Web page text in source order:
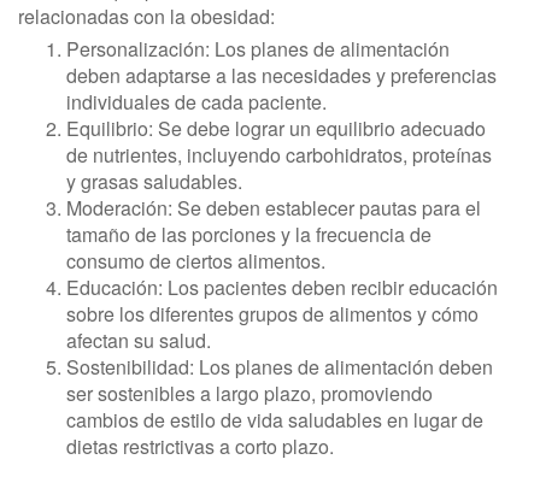
relacionadas con la obesidad:
Personalización: Los planes de alimentación
deben adaptarse a las necesidades y preferencias
individuales de cada paciente.
Equilibrio: Se debe lograr un equilibrio adecuado
de nutrientes, incluyendo carbohidratos, proteínas
y grasas saludables.
Moderación: Se deben establecer pautas para el
tamaño de las porciones y la frecuencia de
consumo de ciertos alimentos.
Educación: Los pacientes deben recibir educación
sobre los diferentes grupos de alimentos y cómo
afectan su salud.
Sostenibilidad: Los planes de alimentación deben
ser sostenibles a largo plazo, promoviendo
cambios de estilo de vida saludables en lugar de
dietas restrictivas a corto plazo.